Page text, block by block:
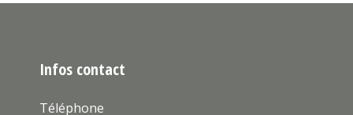
Infos contact
Téléphone